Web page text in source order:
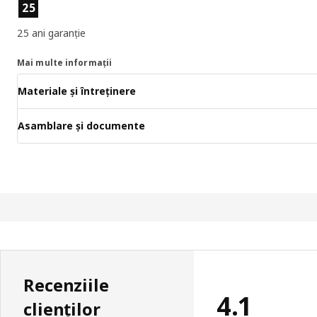
Caracteristicile produselor
25
25 ani garanție
Mai multe informații
Materiale și întreținere
Asamblare și documente
Recenziile
clienților
4.1